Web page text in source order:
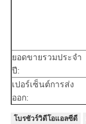
ยอดขายรวมประจำ
ปี:
เปอร์เซ็นต์การส่ง
ออก:
โบรชัวร์วิดีโอแอลซีดี